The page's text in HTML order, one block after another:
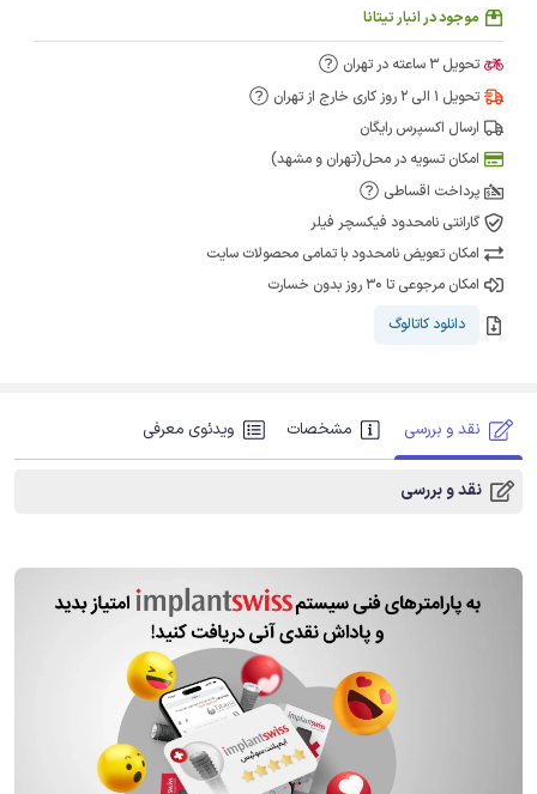
موجود در انبار تیتانا
تحویل 3 ساعته در تهران
تحویل 1 الی 2 روز کاری خارج از تهران
ارسال اکسپرس رایگان
امکان تسویه در محل(تهران و مشهد)
پرداخت اقساطی
گارانتی نامحدود فیکسچر فیلر
امکان تعویض نامحدود با تمامی محصولات سایت
امکان مرجوعی تا 30 روز بدون خسارت
دانلود کاتالوگ
نقد و بررسی مشخصات ویدئوی معرفی
نقد و بررسی